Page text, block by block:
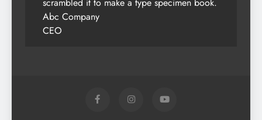
scrambled it to make a type specimen book.
Abc Company
CEO